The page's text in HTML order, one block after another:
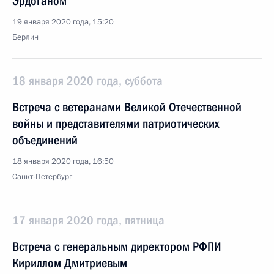
19 января 2020 года, 15:20
Берлин
18 января 2020 года, суббота
Встреча с ветеранами Великой Отечественной
войны и представителями патриотических
объединений
18 января 2020 года, 16:50
Санкт-Петербург
17 января 2020 года, пятница
Встреча с генеральным директором РФПИ
Кириллом Дмитриевым